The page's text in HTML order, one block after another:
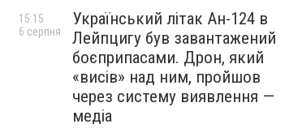
Український літак Ан-124 в
Лейпцигу був завантажений
боєприпасами. Дрон, який
«висів» над ним, пройшов
через систему виявлення —
медіа
15:15
6 серпня